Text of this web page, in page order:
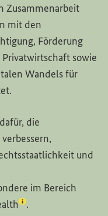
Zusammenarbeit
mit den
Förderung
sowie
Wandels für
dafür, die
und
im Bereich
(Lexikon-Eintrag
.